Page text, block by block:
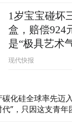
“A拆
赶考”
1岁宝宝碰坏
盒，赔偿924
是“极具艺术
品”
现代快报